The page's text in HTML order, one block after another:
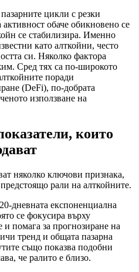
цикли с резки
обаче обикновено се
се стабилизира. Именно
като алткойни, често
си. Няколко фактора
Сред тях са по-широкото
поради
(DeFi), по-добрата
използване на
които
няколко ключови признака,
рали на алткойните.
дневната експоненциална
се фокусира върху
помага за прогнозиране на
тренд и общата пазарна
също показва подобни
че ралито е близо.